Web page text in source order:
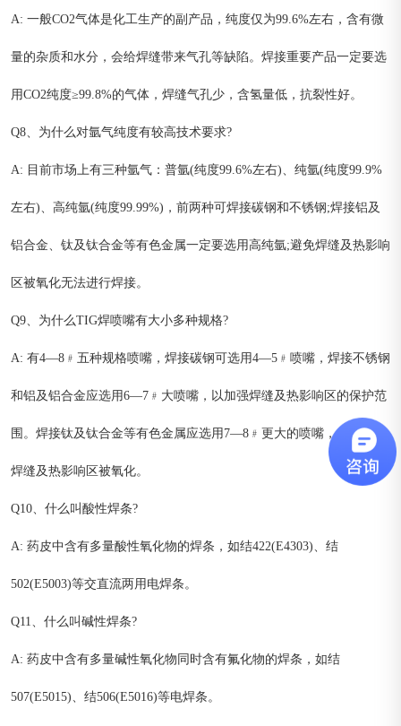
A: 一般CO2气体是化工生产的副产品，纯度仅为99.6%左右，含有微
量的杂质和水分，会给焊缝带来气孔等缺陷。焊接重要产品一定要选
用CO2纯度≥99.8%的气体，焊缝气孔少，含氢量低，抗裂性好。
Q8、为什么对氩气纯度有较高技术要求?
A: 目前市场上有三种氩气：普氩(纯度99.6%左右)、纯氩(纯度99.9%
左右)、高纯氩(纯度99.99%)，前两种可焊接碳钢和不锈钢;焊接铝及
铝合金、钛及钛合金等有色金属一定要选用高纯氩;避免焊缝及热影响
区被氧化无法进行焊接。
Q9、为什么TIG焊喷嘴有大小多种规格?
A: 有4—8﹟五种规格喷嘴，焊接碳钢可选用4—5﹟喷嘴，焊接不锈钢
和铝及铝合金应选用6—7﹟大喷嘴，以加强焊缝及热影响区的保护范
围。焊接钛及钛合金等有色金属应选用7—8﹟更大的喷嘴，才能防止
焊缝及热影响区被氧化。
Q10、什么叫酸性焊条?
A: 药皮中含有多量酸性氧化物的焊条，如结422(E4303)、结
502(E5003)等交直流两用电焊条。
Q11、什么叫碱性焊条?
A: 药皮中含有多量碱性氧化物同时含有氟化物的焊条，如结
507(E5015)、结506(E5016)等电焊条。